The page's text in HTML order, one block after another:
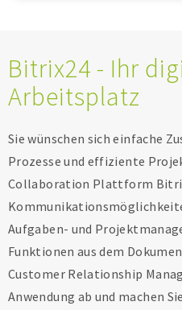
Bitrix24 - Ihr
Arbeitsplatz
Sie wünschen sich einfache
Prozesse und effiziente
Collaboration Plattform
Aufgaben- und
Funktionen aus dem
Customer Relationship
Anwendung ab und machen